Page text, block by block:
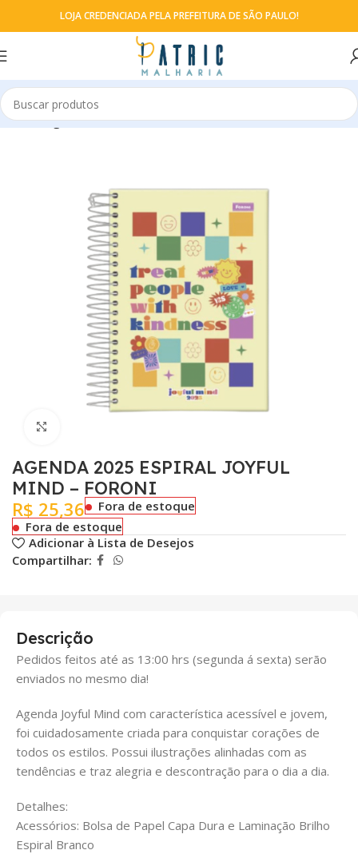
LOJA CREDENCIADA PELA PREFEITURA DE SÃO PAULO!
Início Agendas
AGENDA 2025 ESPIRAL JOYFUL
MIND – FORONI
R$ 25,36
Fora de estoque
Fora de estoque
Adicionar à Lista de Desejos
Compartilhar:
Descrição
Pedidos feitos até as 13:00 hrs (segunda á sexta) serão
enviados no mesmo dia!
Agenda Joyful Mind com característica acessível e jovem,
foi cuidadosamente criada para conquistar corações de
todos os estilos. Possui ilustrações alinhadas com as
tendências e traz alegria e descontração para o dia a dia.
Detalhes:
Acessórios: Bolsa de Papel Capa Dura e Laminação Brilho
Espiral Branco